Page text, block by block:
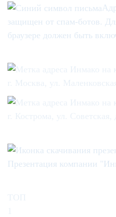
защищен от спам-ботов.
браузере должен быть
Презентация компании